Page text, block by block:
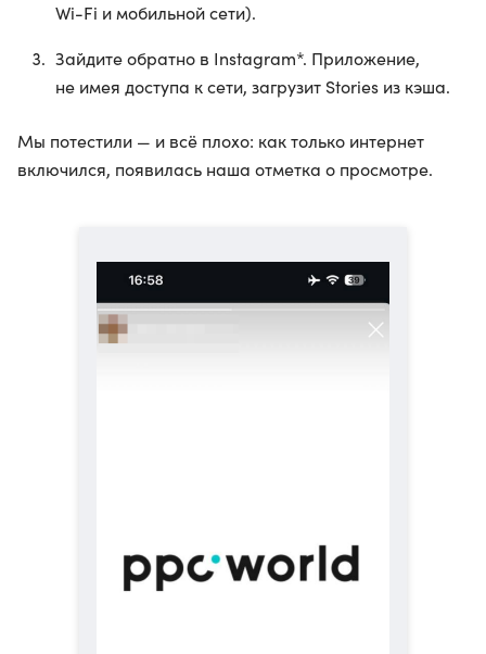
Wi-Fi и мобильной сети).
Зайдите обратно в Instagram*. Приложение,
не имея доступа к сети, загрузит Stories из кэша.
Мы потестили — и всё плохо: как только интернет
включился, появилась наша отметка о просмотре.